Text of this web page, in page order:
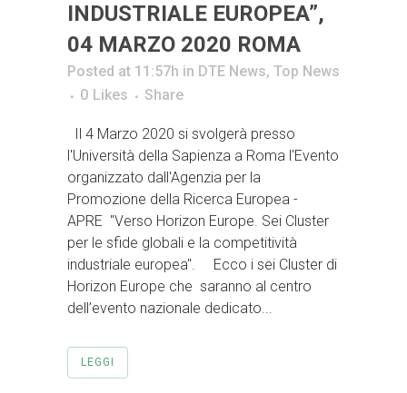
INDUSTRIALE EUROPEA”,
04 MARZO 2020 ROMA
Posted at 11:57h in DTE News, Top News
0 Likes Share
Il 4 Marzo 2020 si svolgerà presso
l'Università della Sapienza a Roma l'Evento
organizzato dall'Agenzia per la
Promozione della Ricerca Europea -
APRE "Verso Horizon Europe. Sei Cluster
per le sfide globali e la competitività
industriale europea". Ecco i sei Cluster di
Horizon Europe che saranno al centro
dell’evento nazionale dedicato...
LEGGI